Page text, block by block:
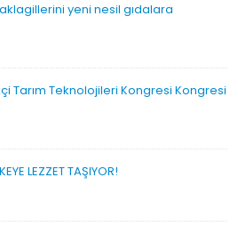
yeni nesil gıdalara
Tarım Teknolojileri Kongresi Kongresi
LEZZET TAŞIYOR!